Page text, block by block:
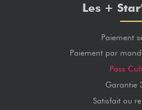
Les +
Paiement
Paiement par
Pass
Garantie
Satisfait ou